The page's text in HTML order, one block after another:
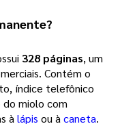
?
328 páginas, um
Contém o
índice telefônico
miolo com
à lápis ou à caneta.